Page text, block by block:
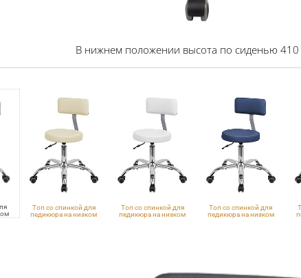
В нижнем положении высота по сиденью
Топ со спинкой для
педикюра на низком
Топ со спинкой для
педикюра на низком
Топ со спинкой для
педикюра на низком